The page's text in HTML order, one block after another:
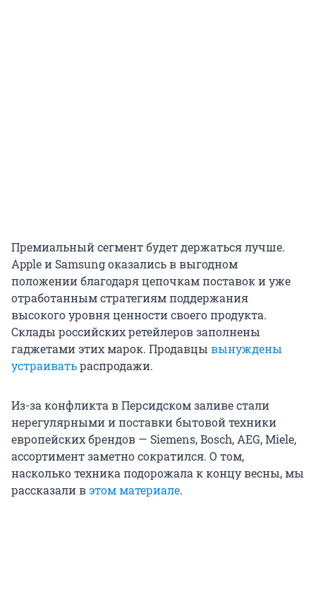
Премиальный сегмент будет держаться лучше.
Apple и Samsung оказались в выгодном
положении благодаря цепочкам поставок и уже
отработанным стратегиям поддержания
высокого уровня ценности своего продукта.
Склады российских ретейлеров заполнены
гаджетами этих марок. Продавцы вынуждены
устраиватьраспродажи.
Из-за конфликта в Персидском заливе стали
нерегулярными и поставки бытовой техники
европейских брендов — Siemens, Bosch, AEG, Miele,
ассортимент заметно сократился. О том,
насколько техника подорожала к концу весны, мы
рассказали вэтом материале.